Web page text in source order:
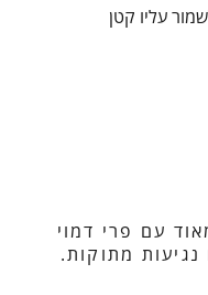
עם פרי דמוי
מתוקות.